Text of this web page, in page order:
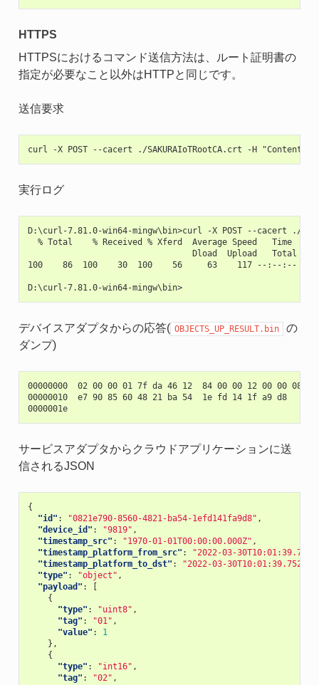
HTTPS
HTTPSにおけるコマンド送信方法は、ルート証明書の
指定が必要なこと以外はHTTPと同じです。
送信要求
実行ログ
D:\curl-7.81.0-win64-mingw\bin>curl -X POST --cacert ./
% Total    % Received % Xferd  Average Speed   Time
Dload  Upload   Total
100    86  100    30  100    56     63    117 --:--:--
D:\curl-7.81.0-win64-mingw\bin>
デバイスアダプタからの応答( OBJECTS_UP_RESULT.bin
の
ダンプ)
00000000  02 00 00 01 7f da 46 12  84 00 00 12 00 00
00000010  e7 90 85 60 48 21 ba 54  1e fd 14 1f a9
0000001e
サービスアダプタからクラウドアプリケーションに送
信されるJSON
{
"id" : "0821e790-8560-4821-ba54-1efd141fa9d8" ,
"device_id" : "9819" ,
"timestamp_src" : "1970-01-01T00:00:00.000Z" ,
"timestamp_platform_from_src" :
"2022-03-
"timestamp_platform_to_dst" : "2022-03-30T10:01:39.752Z"
"type" : "object" ,
"payload" :
[
{
"type" : "uint8" ,
"tag" : "01" ,
"value" :
1
},
{
"type" : "int16" ,
"tag" : "02" ,